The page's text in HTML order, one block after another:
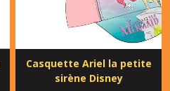
Casquette Ariel la petite
sirène Disney